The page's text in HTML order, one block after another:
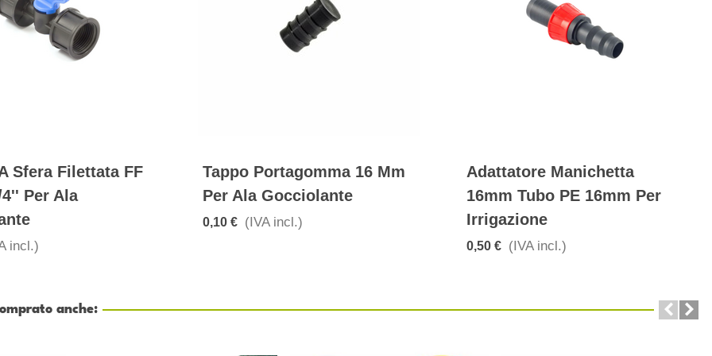
Sfera Filettata FF
Per Ala
incl.)
Tappo Portagomma 16 Mm
Per Ala Gocciolante
0,10 € (IVA incl.)
Adattatore Manichetta
16mm Tubo PE 16mm Per
Irrigazione
0,50 € (IVA incl.)
anche: